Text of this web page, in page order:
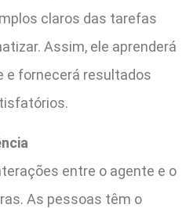
claros das tarefas
Assim, ele aprenderá
e fornecerá resultados
entre o agente e o
As pessoas têm o